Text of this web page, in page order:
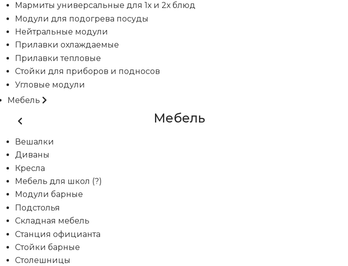
Мармиты универсальные для 1х и 2х блюд
Модули для подогрева посуды
Нейтральные модули
Прилавки охлаждаемые
Прилавки тепловые
Стойки для приборов и подносов
Угловые модули
Мебель
Мебель
Вешалки
Диваны
Кресла
Мебель для школ (?)
Модули барные
Подстолья
Складная мебель
Станция официанта
Стойки барные
Столешницы